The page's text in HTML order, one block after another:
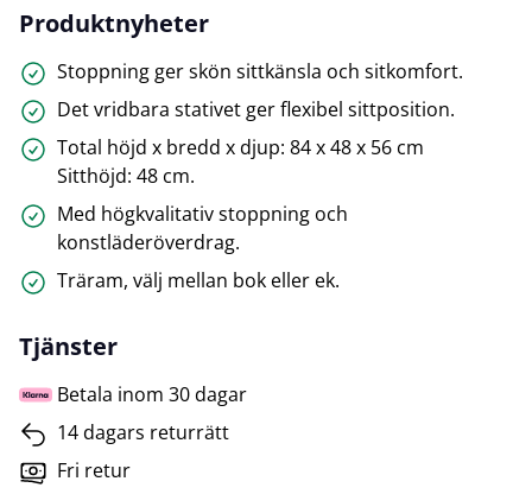
Produktnyheter
Stoppning ger skön sittkänsla och sitkomfort.
Det vridbara stativet ger flexibel sittposition.
Total höjd x bredd x djup: 84 x 48 x 56 cm
Sitthöjd: 48 cm.
Med högkvalitativ stoppning och
konstläderöverdrag.
Träram, välj mellan bok eller ek.
Tjänster
Betala inom 30 dagar
14 dagars returrätt
Fri retur